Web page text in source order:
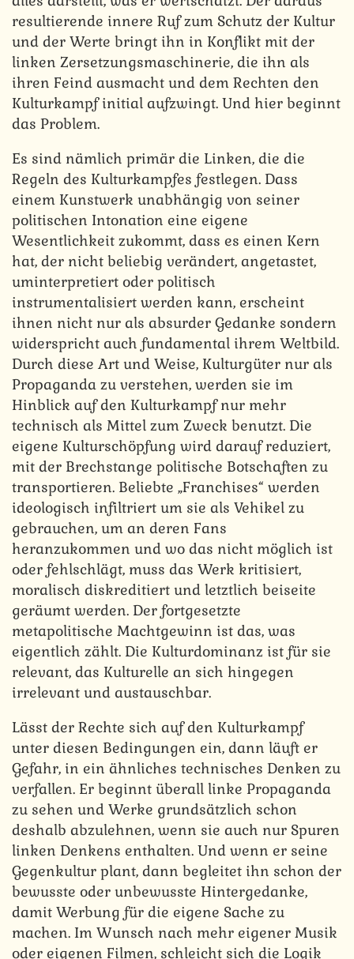
resultierende innere Ruf zum Schutz der Kultur
und der Werte bringt ihn in Konflikt mit der
linken Zersetzungsmaschinerie, die ihn als
ihren Feind ausmacht und dem Rechten den
Kulturkampf initial aufzwingt. Und hier beginnt
das Problem.
Es sind nämlich primär die Linken, die die
Regeln des Kulturkampfes festlegen. Dass
einem Kunstwerk unabhängig von seiner
politischen Intonation eine eigene
Wesentlichkeit zukommt, dass es einen Kern
hat, der nicht beliebig verändert, angetastet,
uminterpretiert oder politisch
instrumentalisiert werden kann, erscheint
ihnen nicht nur als absurder Gedanke sondern
widerspricht auch fundamental ihrem Weltbild.
Durch diese Art und Weise, Kulturgüter nur als
Propaganda zu verstehen, werden sie im
Hinblick auf den Kulturkampf nur mehr
technisch als Mittel zum Zweck benutzt. Die
eigene Kulturschöpfung wird darauf reduziert,
mit der Brechstange politische Botschaften zu
transportieren. Beliebte „Franchises“ werden
ideologisch infiltriert um sie als Vehikel zu
gebrauchen, um an deren Fans
heranzukommen und wo das nicht möglich ist
oder fehlschlägt, muss das Werk kritisiert,
moralisch diskreditiert und letztlich beiseite
geräumt werden. Der fortgesetzte
metapolitische Machtgewinn ist das, was
eigentlich zählt. Die Kulturdominanz ist für sie
relevant, das Kulturelle an sich hingegen
irrelevant und austauschbar.
Lässt der Rechte sich auf den Kulturkampf
unter diesen Bedingungen ein, dann läuft er
Gefahr, in ein ähnliches technisches Denken zu
verfallen. Er beginnt überall linke Propaganda
zu sehen und Werke grundsätzlich schon
deshalb abzulehnen, wenn sie auch nur Spuren
linken Denkens enthalten. Und wenn er seine
Gegenkultur plant, dann begleitet ihn schon der
bewusste oder unbewusste Hintergedanke,
damit Werbung für die eigene Sache zu
machen. Im Wunsch nach mehr eigener Musik
oder eigenen Filmen, schleicht sich die Logik